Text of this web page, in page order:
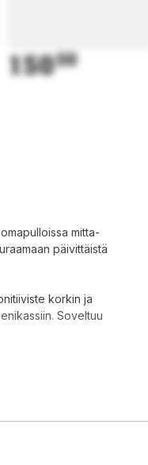
15050
mitta-
päivittäistä
korkin ja
Soveltuu
kantoremmi